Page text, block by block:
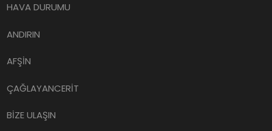
HAVA DURUMU
ANDIRIN
AFŞİN
ÇAĞLAYANCERİT
BİZE ULAŞIN